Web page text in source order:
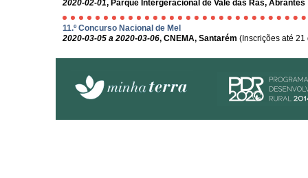
2020-02-01, Parque Intergeracional de Vale das Rãs, Abrantes
11.º Concurso Nacional de Mel
2020-03-05 a 2020-03-06, CNEMA, Santarém (Inscrições até 21